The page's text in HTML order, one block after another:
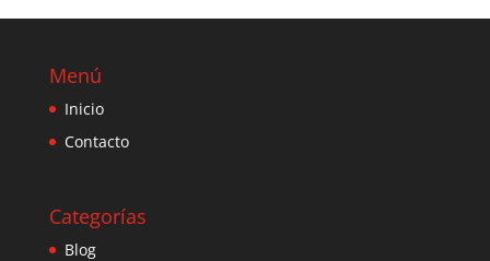
Menú
Inicio
Contacto
Categorías
Blog